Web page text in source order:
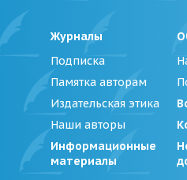
Журналы
Подписка
Памятка авторам
Издательская этика
Наши авторы
Информационные
материалы